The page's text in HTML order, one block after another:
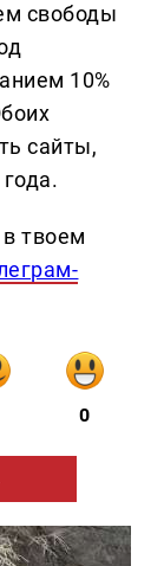
свободы
10%
сайты,
твоем
0